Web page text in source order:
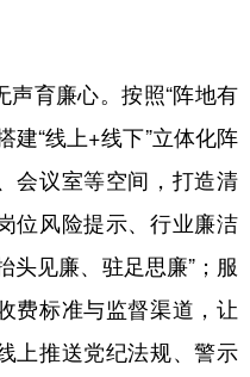
河北 山西
上海 江苏
福建 江西
湖北 湖南
云南 西藏
育廉心。按照“阵地有
建“线上+线下”立体化阵
会议室等空间，打造清
位风险提示、行业廉洁
头见廉、驻足思廉”；服
费标准与监督渠道，让
上推送党纪法规、警示